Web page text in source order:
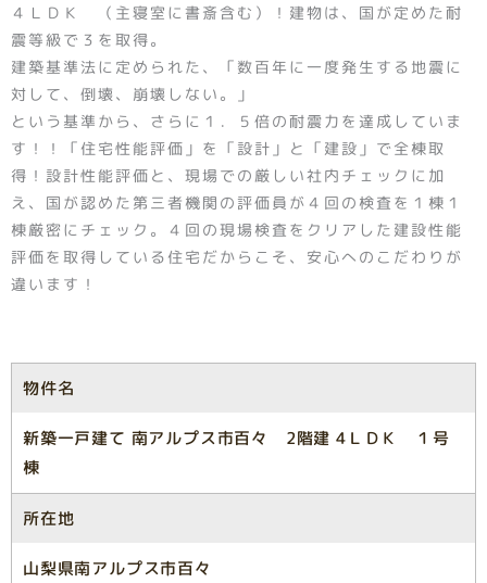
４ＬＤＫ （主寝室に書斎含む）！建物は、国が定めた耐
震等級で３を取得。
建築基準法に定められた、「数百年に一度発生する地震に
対して、倒壊、崩壊しない。」
という基準から、さらに１．５倍の耐震力を達成していま
す！！「住宅性能評価」を「設計」と「建設」で全棟取
得！設計性能評価と、現場での厳しい社内チェックに加
え、国が認めた第三者機関の評価員が４回の検査を１棟１
棟厳密にチェック。４回の現場検査をクリアした建設性能
評価を取得している住宅だからこそ、安心へのこだわりが
違います！
物件名
新築一戸建て 南アルプス市百々 2階建 4ＬＤＫ １号
棟
所在地
山梨県南アルプス市百々